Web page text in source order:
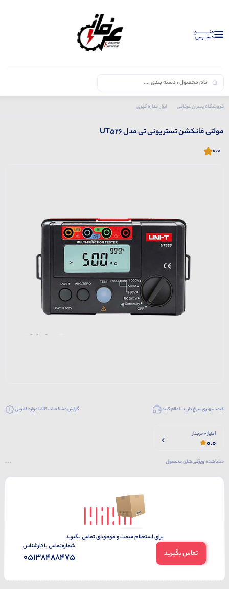
منــــــــــــو
دستــرسی
فروشگاه پسران عرفانی ابزار اندازه گیری
مولتی فانکشن تستر یونی تی مدل UT526
0.0
قیمت بهتری سراغ دارید ، اعلام کنید گزارش مشخصات کالا یا موارد قانونی
امتیاز 0 خریدار
0.0
مشاهده ویژگی‌های محصول
برای استعلام قیمت و موجودی تماس بگیرید
تماس بگیرید
شماره‌تماس‌ با‌کارشناس
05138488475